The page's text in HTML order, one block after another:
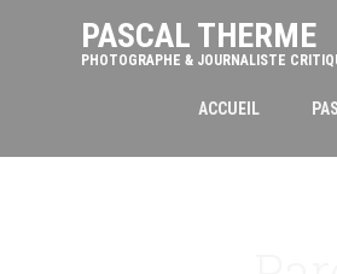
PASCAL THERME
PHOTOGRAPHE & JOURNALISTE
ACCUEIL